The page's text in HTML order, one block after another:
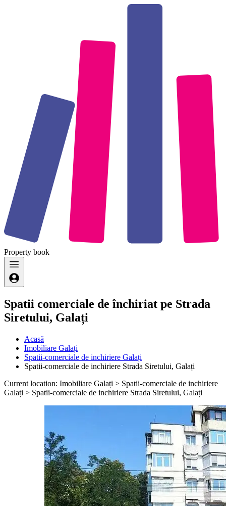
Property book
Spatii comerciale de închiriat pe Strada
Siretului, Galați
Acasă
Imobiliare Galați
Spatii-comerciale de inchiriere Galați
Spatii-comerciale de inchiriere Strada Siretului, Galați
Current location: Imobiliare Galați > Spatii-comerciale de inchiriere
Galați > Spatii-comerciale de inchiriere Strada Siretului, Galați